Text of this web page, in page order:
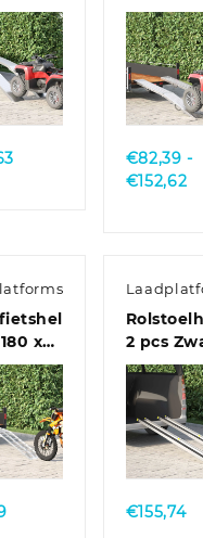
x 22,5 x
cm
staal
View
€82,39 -
€152,62
x
cm
2 pcs
213,5 x
5,5 cm
View
€155,74